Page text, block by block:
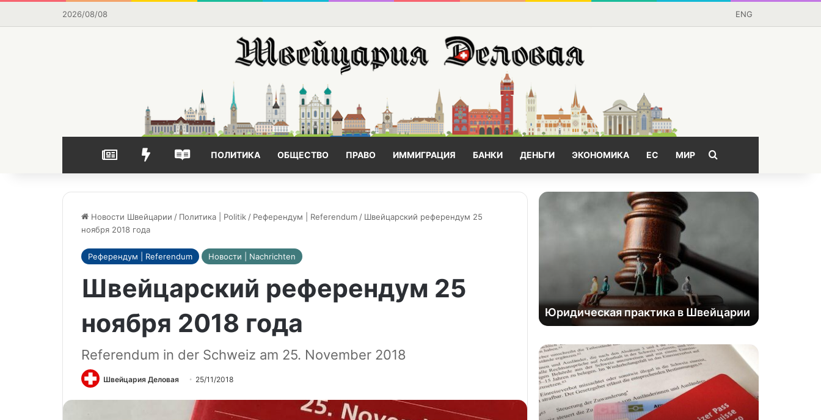
2026/08/08 ENG
НОВОСТИВЫБОР РЕДАКЦИИЧАСТО ЧИТАЕМОЕ
ПОЛИТИКА ОБЩЕСТВО ПРАВО ИММИГРАЦИЯ БАНКИ ДЕНЬГИ ЭКОНОМИКА ЕС МИР Поищем?
Новости Швейцарии / Политика | Politik/ Референдум | Referendum/ Швейцарский референдум 25
ноября 2018 года
Референдум | Referendum Новости | Nachrichten
Швейцарский референдум 25
ноября 2018 года
Referendum in der Schweiz am 25. November 2018
Швейцария Деловая 25/11/2018
Юридическая практика в Швейцарии